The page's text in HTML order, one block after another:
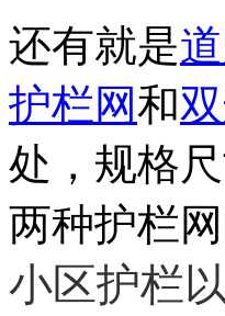
还有就是
护栏网和
处，规格
两种护栏
小区护栏